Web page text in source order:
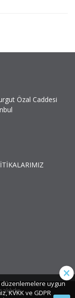
Özal Caddesi
uygun
KVKK ve GDPR